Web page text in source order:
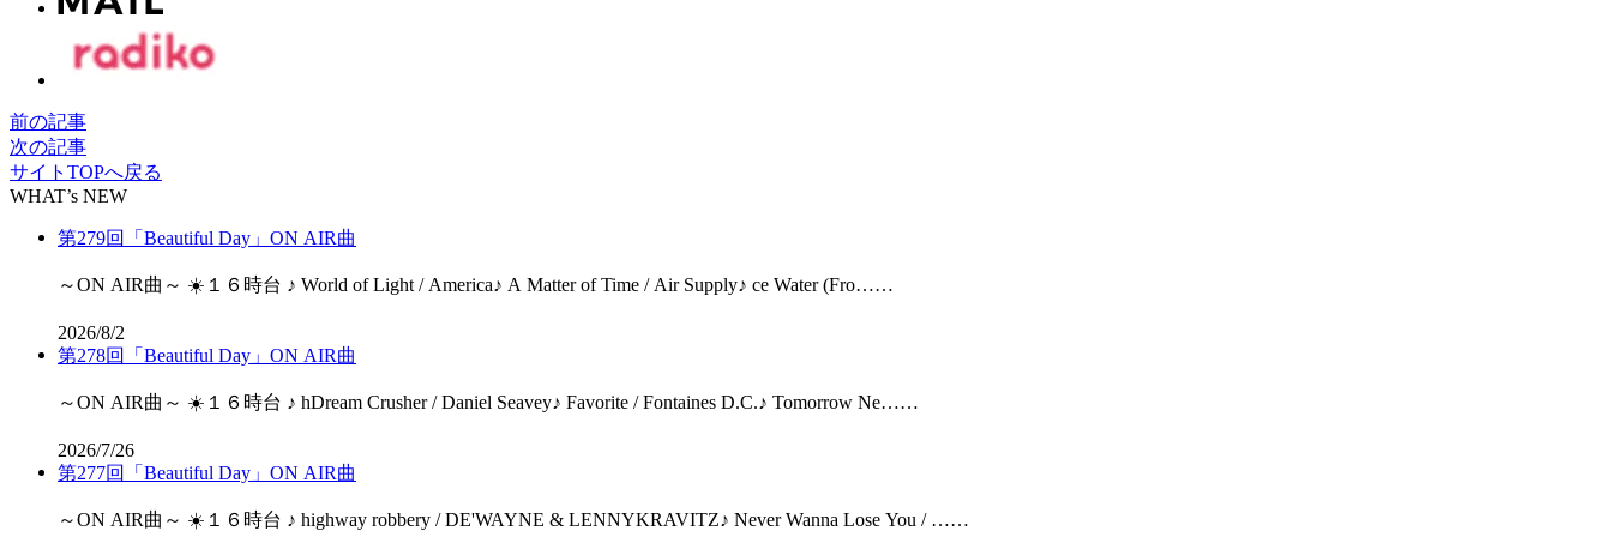
前の記事
次の記事
サイトTOPへ戻る
WHAT’s NEW
第279回「Beautiful Day」ON AIR曲
～ON AIR曲～ ☀️１６時台 ♪ World of Light / America♪ A Matter of Time / Air Supply♪ ce Water (Fro……
2026/8/2
第278回「Beautiful Day」ON AIR曲
～ON AIR曲～ ☀️１６時台 ♪ hDream Crusher / Daniel Seavey♪ Favorite / Fontaines D.C.♪ Tomorrow Ne……
2026/7/26
第277回「Beautiful Day」ON AIR曲
～ON AIR曲～ ☀️１６時台 ♪ highway robbery / DE'WAYNE & LENNYKRAVITZ♪ Never Wanna Lose You / ……